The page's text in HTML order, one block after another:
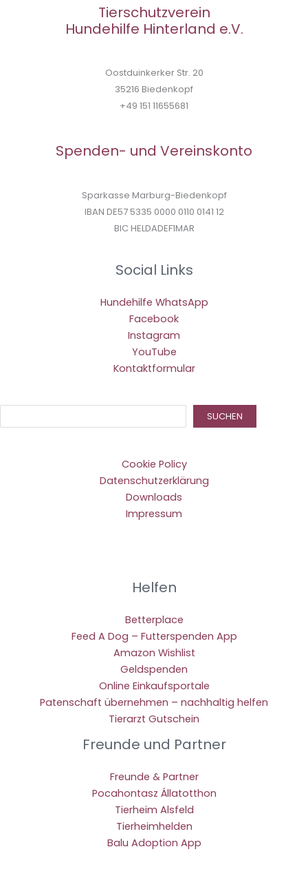
Tierschutzverein
Hundehilfe Hinterland e.V.
Oostduinkerker Str. 20
35216 Biedenkopf
+49 151 11655681
Spenden- und Vereinskonto
Sparkasse Marburg-Biedenkopf
IBAN DE57 5335 0000 0110 0141 12
BIC HELDADEF1MAR
Social Links
Hundehilfe WhatsApp
Facebook
Instagram
YouTube
Kontaktformular
SUCHEN
Cookie Policy
Datenschutzerklärung
Downloads
Impressum
Helfen
Betterplace
Feed A Dog – Futterspenden App
Amazon Wishlist
Geldspenden
Online Einkaufsportale
Patenschaft übernehmen – nachhaltig helfen
Tierarzt Gutschein
Freunde und Partner
Freunde & Partner
Pocahontasz Állatotthon
Tierheim Alsfeld
Tierheimhelden
Balu Adoption App